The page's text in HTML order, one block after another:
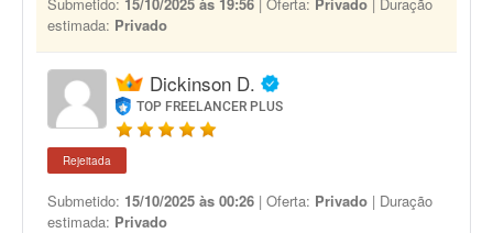
estimada: Privado
Dickinson D.
TOP FREELANCER PLUS
Rejeitada
Submetido: 15/10/2025 às 00:26 | Oferta: Privado | Duração
estimada: Privado